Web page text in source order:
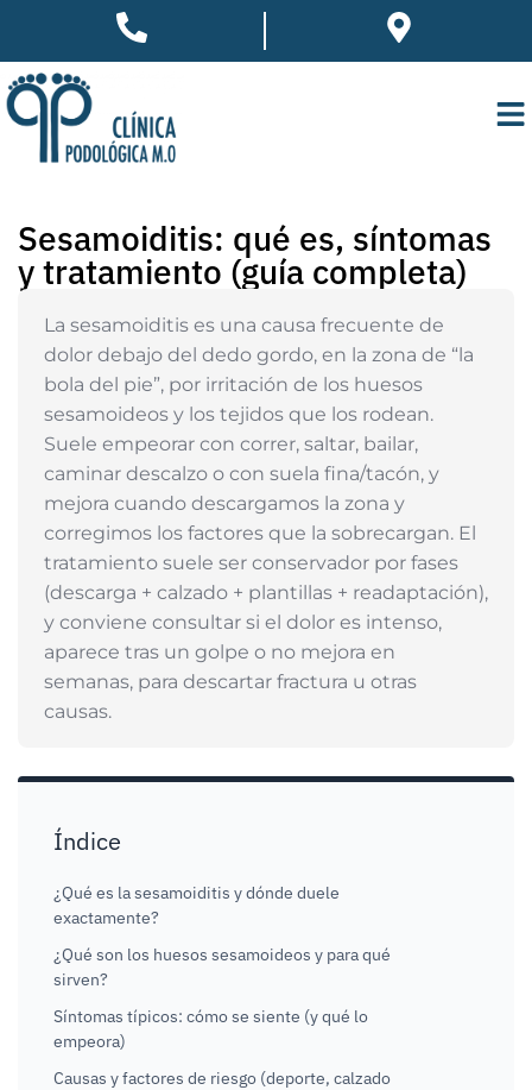
Sesamoiditis: qué es, síntomas
y tratamiento (guía completa)
La sesamoiditis es una causa frecuente de
dolor debajo del dedo gordo, en la zona de “la
bola del pie”, por irritación de los huesos
sesamoideos y los tejidos que los rodean.
Suele empeorar con correr, saltar, bailar,
caminar descalzo o con suela fina/tacón, y
mejora cuando descargamos la zona y
corregimos los factores que la sobrecargan. El
tratamiento suele ser conservador por fases
(descarga + calzado + plantillas + readaptación),
y conviene consultar si el dolor es intenso,
aparece tras un golpe o no mejora en
semanas, para descartar fractura u otras
causas.
Índice
¿Qué es la sesamoiditis y dónde duele
exactamente?
¿Qué son los huesos sesamoideos y para qué
sirven?
Síntomas típicos: cómo se siente (y qué lo
empeora)
Causas y factores de riesgo (deporte, calzado